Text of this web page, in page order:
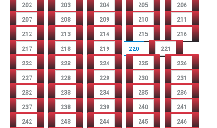
202 203 204 205 206
207 208 209 210 211
212 213 214 215 216
217 218 219 220 221
222 223 224 225 226
227 228 229 230 231
232 233 234 235 236
237 238 239 240 241
242 243 244 245 246